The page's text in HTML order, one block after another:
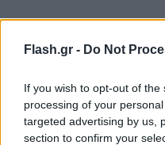
Flash.gr - Do Not
If you wish to opt-out of
processing of your
targeted advertising by us,
section to confirm your
ακατάλληλο για τις
Ελληνοκάστρου,
Πορτής και Αγίου